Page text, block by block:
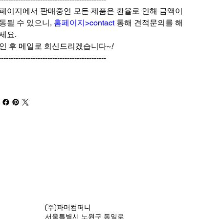
이지에서 판매중인 모든 제품은 환율로 인해 금액이
될 수 있으니, 홈페이지>contact통해 견적문의를 해
요.
후 메일로 회신드리겠습니다~!
(주)파머컴퍼니
서울특별시 노원구 동일로